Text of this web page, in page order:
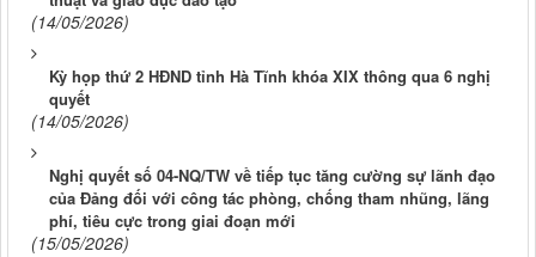
(14/05/2026)
Kỳ họp thứ 2 HĐND tỉnh Hà Tĩnh khóa XIX thông qua 6 nghị
quyết
(14/05/2026)
Nghị quyết số 04-NQ/TW về tiếp tục tăng cường sự lãnh đạo
của Đảng đối với công tác phòng, chống tham nhũng, lãng
phí, tiêu cực trong giai đoạn mới
(15/05/2026)